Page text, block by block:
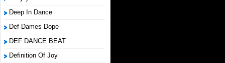
Deep In Dance
Def Dames Dope
DEF DANCE BEAT
Definition Of Joy